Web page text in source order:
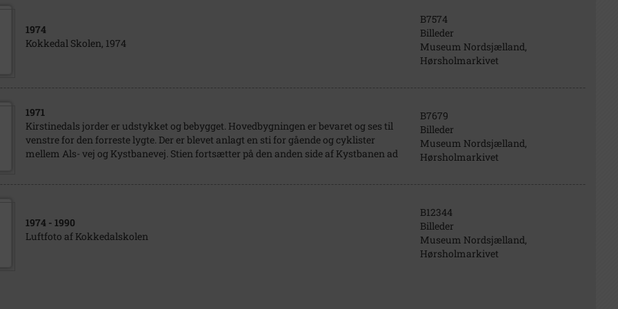
1974
Kokkedal Skolen, 1974
B7574
Billeder
Museum Nordsjælland,
Hørsholmarkivet
1971
Kirstinedals jorder er udstykket og bebygget. Hovedbygningen er bevaret og ses til
venstre for den forreste lygte. Der er blevet anlagt en sti for gående og cyklister
mellem Als- vej og Kystbanevej. Stien fortsætter på den anden side af Kystbanen ad
B7679
Billeder
Museum Nordsjælland,
Hørsholmarkivet
1974 - 1990
Luftfoto af Kokkedalskolen
B12344
Billeder
Museum Nordsjælland,
Hørsholmarkivet